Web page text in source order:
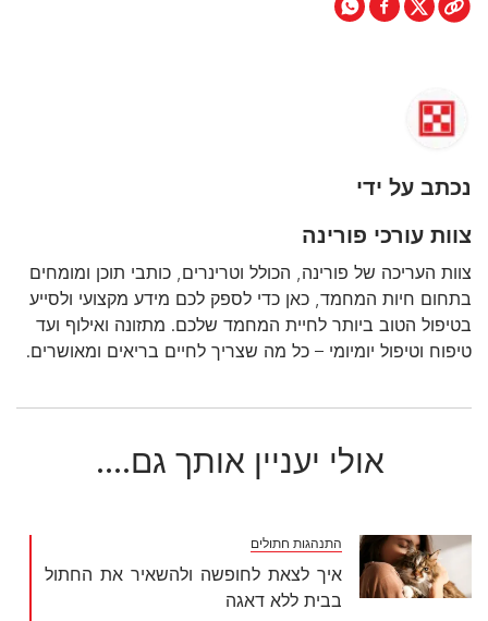
נכתב על ידי
צוות עורכי פורינה
צוות העריכה של פורינה, הכולל וטרינרים, כותבי תוכן ומומחים
בתחום חיות המחמד, כאן כדי לספק לכם מידע מקצועי ולסייע
בטיפול הטוב ביותר לחיית המחמד שלכם. מתזונה ואילוף ועד
טיפוח וטיפול יומיומי – כל מה שצריך לחיים בריאים ומאושרים.
אולי יעניין אותך גם....
התנהגות חתולים
איך לצאת לחופשה ולהשאיר את החתול
בבית ללא דאגה